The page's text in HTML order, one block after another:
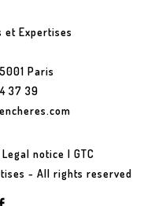
et Expertises
Paris
37 39
Legal notice | GTC
- All rights reserved